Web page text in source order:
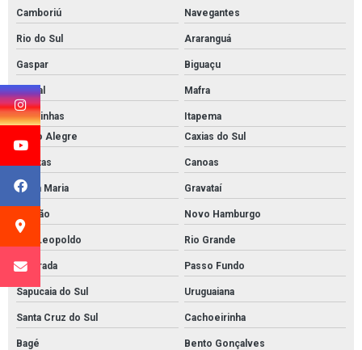
Camboriú Navegantes
Rio do Sul Araranguá
Gaspar Biguaçu
Indaial Mafra
Canoinhas
Itapema
Porto Alegre
Caxias do Sul
Pelotas Canoas
Santa Maria Gravataí
Viamão Novo Hamburgo
São Leopoldo Rio Grande
Alvorada Passo Fundo
Sapucaia do Sul Uruguaiana
Santa Cruz do Sul Cachoeirinha
Bagé Bento Gonçalves